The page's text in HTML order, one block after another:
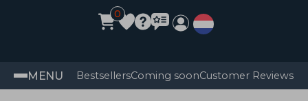
0
MENU BestsellersComing soonCustomer Reviews